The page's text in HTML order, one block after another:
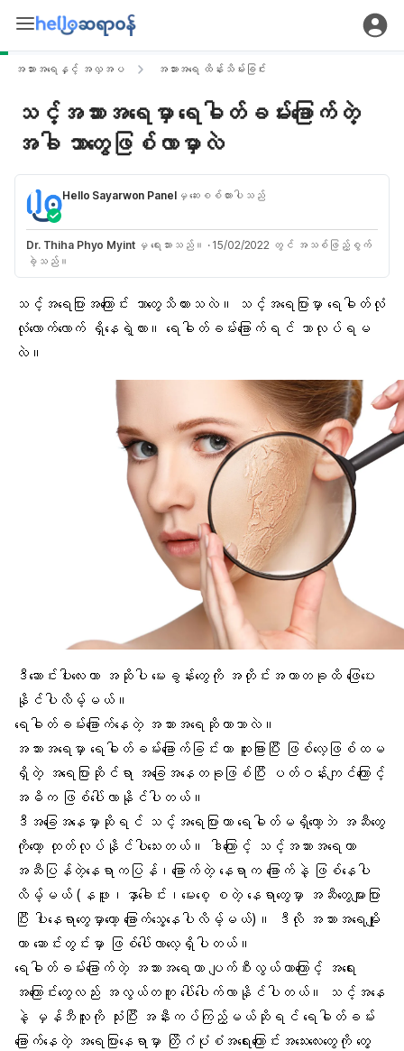
အသားအရေနှင့် အလှအပ အသားအရေ ထိန်းသိမ်းခြင်း
သင့်အသားအရေမှာ ရေဓါတ်ခမ်းခြောက်တဲ့
အခါ ဘာတွေဖြစ်လာမှာလဲ
Hello Sayarwon Panelမှ ဆေးစစ်ထားပါသည်
Dr. Thiha Phyo Myintမှ ရေးသားသည်။ · 15/02/2022 တွင် အသစ်ဖြည့်စွက်
ခဲ့သည်။
သင့်အရေပြားအကြောင်း ဘာတွေသိထားသလဲ။ သင့်အရေပြားမှာ ရေဓါတ်လုံ
လုံလောက်လောက် ရှိနေရဲ့လား။ ရေဓါတ်ခမ်းခြောက်ရင် ဘာလုပ်ရမ
လဲ။
ဒီဆောင်းပါးလေးဟာ အဆိုပါ မေးခွန်းတွေကို အတိုင်းအတာတခုထိ ဖြေပေး
နိုင်ပါလိမ့်မယ်။
ရေဓါတ်ခမ်းခြောက်နေတဲ့ အသားအရေဆိုတာဘာလဲ။
အသားအရေမှာ ရေဓါတ်ခမ်းခြောက်ခြင်းဟာ ထူးခြားပြီး ဖြစ်လေ့ဖြစ်ထမ
ရှိတဲ့ အရေပြားဆိုင်ရာ အခြေအနေတခုဖြစ်ပြီး ပတ်ဝန်းကျင်ကြောင့်
အဓိက ဖြစ်ပေါ်လာနိုင်ပါတယ်။
ဒီအခြေအနေမှာဆိုရင် သင့်အရေပြားဟာ ရေဓါတ်မရှိတော့ဘဲ အဆီတွေ
ကိုတော့ ထုတ်လုပ်နိုင်ပါသေးတယ်။ ဒါကြောင့် သင့်အသားအရေဟာ
အဆီပြန်တဲ့နေရာကပြန်၊ခြောက်တဲ့ နေရာက ခြောက်နဲ့ ဖြစ်နေပါ
လိမ့်မယ် (နဖူး၊နှာခေါင်း၊မေးစေ့ စတဲ့ နေရာတွေမှာ အဆီတွေများပြား
ပြီး ပါးနေရာတွေမှာတော့ ခြောက်သွေ့နေပါလိမ့်မယ်)။ ဒီလို အသားအရေမျိုး
ဟာ ဆောင်းတွင်းမှာ ဖြစ်ပေါ်လာလေ့ရှိပါတယ်။
ရေဓါတ်ခမ်းခြောက်တဲ့ အသားအရေဟာ ပျက်စီးလွယ်တာကြောင့် အရေး
အကြောင်းတွေလည်း အလွယ်တကူ ပေါ်ပေါက်လာနိုင်ပါတယ်။ သင့်အနေ
နဲ့ မှန်ဘီလူးကို သုံးပြီး အနီးကပ်ကြည့်မယ်ဆိုရင် ရေဓါတ်ခမ်း
ခြောက်နေတဲ့ အရေပြားနေရာမှာ တြိဂံပုံစံအရေးကြောင်းအသေးလေးတွေကို တွေ့